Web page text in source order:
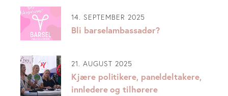
14. SEPTEMBER 2025
Bli barselambassadør?
21. AUGUST 2025
Kjære politikere, paneldeltakere,
innledere og tilhørere